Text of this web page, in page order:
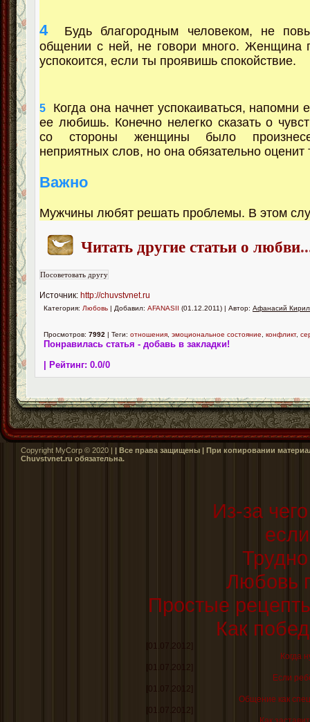
4Будь благородным человеком, не
общении с ней, не говори много. Женщина
успокоится, если ты проявишь спокойствие.
5
Когда она начнет успокаиваться, напомни
ее любишь. Конечно нелегко сказать о
со стороны женщины было
неприятных слов, но она обязательно оценит
Важно
Мужчины любят решать проблемы. В этом
Читать другие статьи о любви
Источник: http://chuvstvnet.ru
Категория: Любовь | Добавил: AFANASII (01.12.2011) | Автор: Афанасий
Просмотров: 7992 | Теги: отношения эмоциональное состояние конфликт,
Понравилась статья - добавь в закладки!
| Рейтинг: 0.0/0
Copyright MyCorp © 2020 | | Все права защищены | При копировании
Сhuvstvnet.ru обязательна.
Из-за
Любовь
Простые
Как
[01.07.2012]
Когда
[01.07.2012]
Если
[01.07.2012]
Общение как
[01.07.2012]